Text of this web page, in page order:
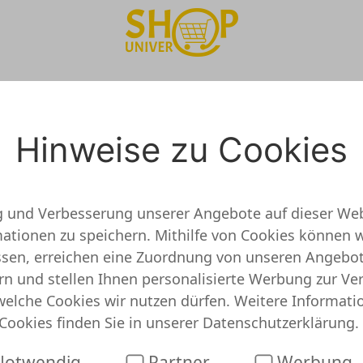
Koester Onlineshop
und getestet
keine detaillierten Informationen vor. Das
jedoch nicht, dass Foto Koester unseriös ist. Du
schon Angebote oder Gutscheine für Dich
Hinweise zu Cookies
und Verbesserung unserer Angebote auf dieser
zu speichern. Mithilfe von Cookies können
erreichen eine Zuordnung von unseren
und stellen Ihnen personalisierte Werbung zur
Cookies wir nutzen dürfen. Weitere
finden Sie in unserer Datenschutzerklärung.